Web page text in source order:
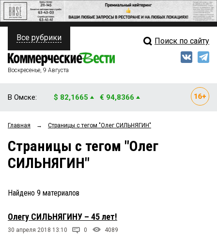
ПОЛИТИКА
ФИНАНСЫ
ОБЩЕСТВО
ЗАКОН
ПРОИСШЕСТВИЯ
СТИЛЬ ЖИЗНИ
Свежий выпуск
Мнения
Рейтинги
Все рубрики Поиск по сайту
Воскресенье, 9 Августа
В Омске: $ 82,1665 € 94,8366
Главная → Страницы c тегом "Олег СИЛЬНЯГИН"
Страницы c тегом "Олег
СИЛЬНЯГИН"
Найдено 9 материалов
Олегу СИЛЬНЯГИНУ – 45 лет!
30 апреля 2018 13:10 0 4089